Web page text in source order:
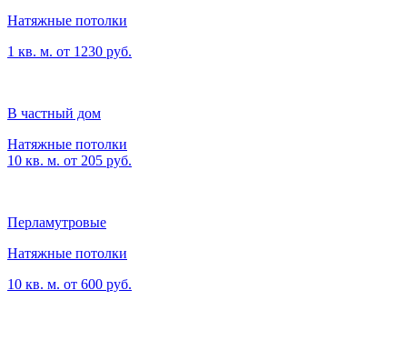
Натяжные потолки
1 кв. м. от 1230 руб.
В частный дом
Натяжные потолки
10 кв. м. от 205 руб.
Перламутровые
Натяжные потолки
10 кв. м. от 600 руб.